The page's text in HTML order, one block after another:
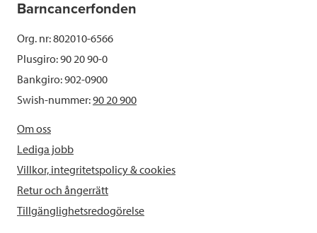
Barncancerfonden
Org. nr: 802010-6566
Plusgiro: 90 20 90-0
Bankgiro: 902-0900
Swish-nummer:90 20 900
Om oss
Lediga jobb
Villkor, integritetspolicy & cookies
Retur och ångerrätt
Tillgänglighetsredogörelse